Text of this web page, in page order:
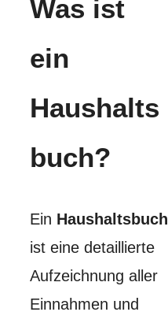
Was ist
ein
Haushalts
buch?
Ein Haushaltsbuch
ist eine detaillierte
Aufzeichnung aller
Einnahmen und